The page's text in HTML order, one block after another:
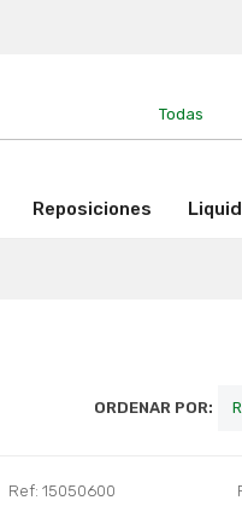
Reposiciones
ORDENAR POR:
Ref: 15050600